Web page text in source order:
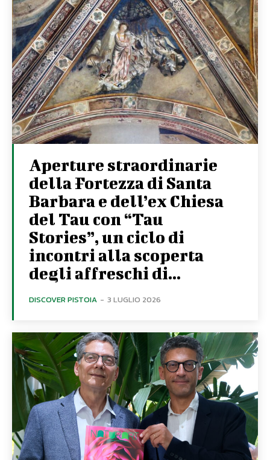
Aperture straordinarie
della Fortezza di Santa
Barbara e dell’ex Chiesa
del Tau con “Tau
Stories”, un ciclo di
incontri alla scoperta
degli affreschi di...
DISCOVER PISTOIA - 3 LUGLIO 2026